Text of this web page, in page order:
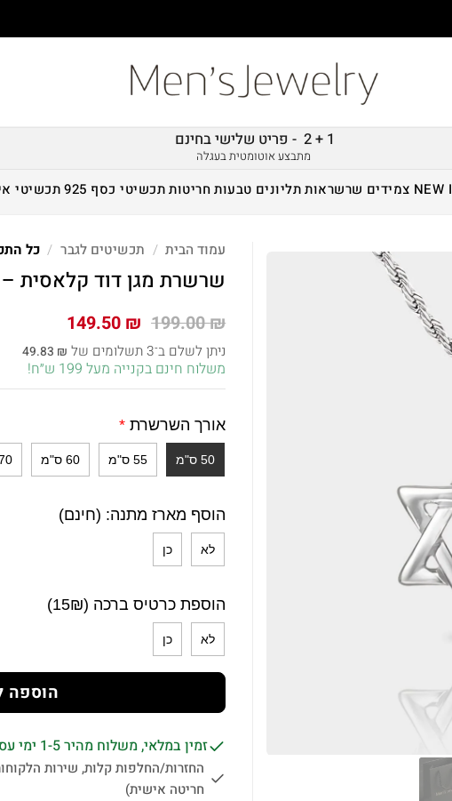
1 + 2 - פריט שלישי בחינם
מתבצע אוטומטית בעגלה
NEW צמידים שרשראותתליונים טבעותחריטותתכשיטי כסף 925 תכשיטי
עמוד הבית / תכשיטים לגבר / כל
שרשרת מגן דוד קלאסית
199.00₪ המחיר
המקורי
היה:
199.00 ₪.
149.50 ₪ המחיר
הנוכחי
הוא:
149.50 ₪.
ניתן לשלם ב־3 תשלומים של 49.83 ₪
משלוח חינם בקנייה מעל 199 ש״ח!
אורך השרשרת*
50 ס"מ 55 ס"מ 60 ס"מ 70
הוסף מארז מתנה: (חינם)
לא כן
הוספת כרטיס ברכה (15₪)
לא כן
הוספה
זמין במלאי, משלוח מהיר 1-5 ימי עסקים לכל הארץ.
החזרות/החלפות קלות, שירות
חריטה אישית)